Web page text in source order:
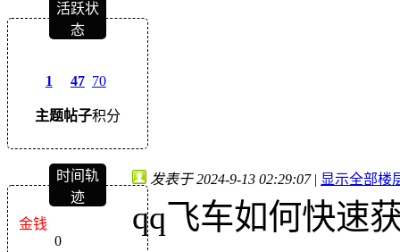
活跃状
态
1
主题
47
帖子
70
积分
时间轨
迹
金钱
0
发表于 2024-9-13 02:29:07 | 显示全部楼
qq飞车如何快速